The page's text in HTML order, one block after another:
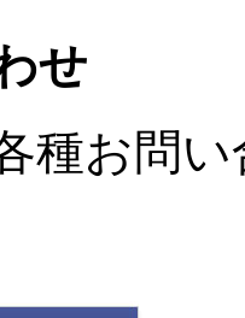
せ
種お問